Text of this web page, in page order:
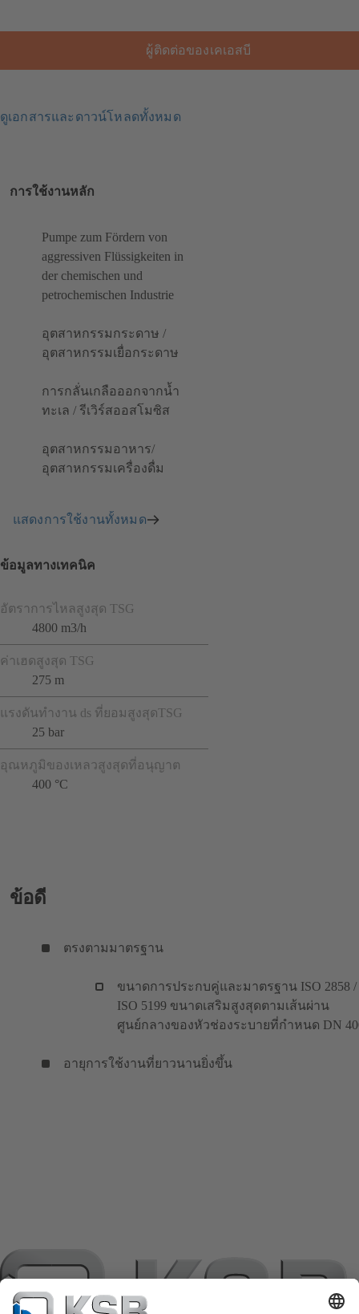
ผู้ติดต่อของเคเอสบี
ดูเอกสารและดาวน์โหลดทั้งหมด
การใช้งานหลัก
Pumpe zum Fördern von
aggressiven Flüssigkeiten in
der chemischen und
petrochemischen Industrie
อุตสาหกรรมกระดาษ /
อุตสาหกรรมเยื่อกระดาษ
การกลั่นเกลือออกจากน้ำ
ทะเล / รีเวิร์สออสโมซิส
อุตสาหกรรมอาหาร/
อุตสาหกรรมเครื่องดื่ม
แสดงการใช้งานทั้งหมด
ข้อมูลทางเทคนิค
อัตราการไหลสูงสุด TSG
4800 m3/h
ค่าเฮดสูงสุด TSG
275 m
แรงดันทำงาน ds ที่ยอมสูงสุดTSG
25 bar
อุณหภูมิของเหลวสูงสุดที่อนุญาต
400 °C
ข้อดี
ตรงตามมาตรฐาน
ขนาดการประกบคู่และมาตรฐาน ISO 2858 /
ISO 5199 ขนาดเสริมสูงสุดตามเส้นผ่าน
ศูนย์กลางของหัวช่องระบายที่กำหนด DN
อายุการใช้งานที่ยาวนานยิ่งขึ้น